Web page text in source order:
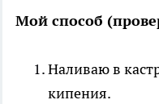
Мой способ
Наливаю в
кипения.